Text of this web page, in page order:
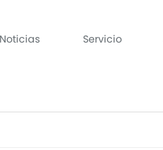
Noticias Servicio